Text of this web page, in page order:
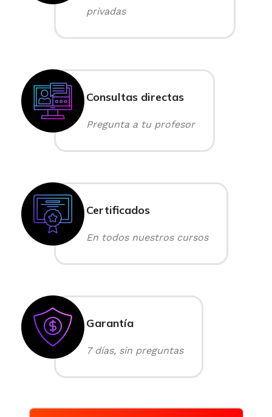
privadas
Consultas directas
Pregunta a tu profesor
Certificados
En todos nuestros cursos
Garantía
7 días, sin preguntas